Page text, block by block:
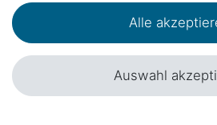
*Preisangaben inkl. 19% MwSt. in
Alle
Auswahl